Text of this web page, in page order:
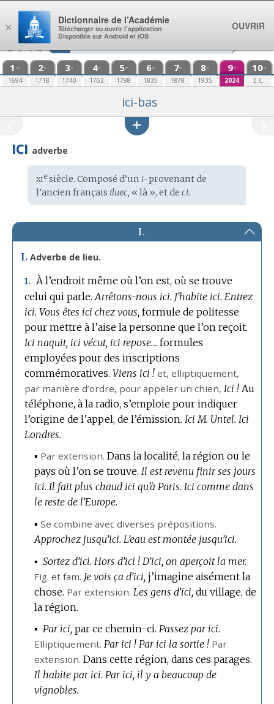
Aller au contenu
1 re
1694
2e
1718
3e
1740
4e
1762
5e
1798
6e
1835
7e
1878
8e
1935
9e
2024
10e
E.C.
ici-bas
ICI adverbe
Étymologie
:
xiesiècle. Composé d’un i‑provenant de
l’ancien français iluec, « là », et de ci.
I.
I. Adverbe de lieu.
1.
À l’endroit même où l’on est, où se trouve
celui qui parle. Arrêtons-nous ici. J’habite ici. Entrez
ici. Vous êtes ici chez vous, formule de politesse
pour mettre à l’aise la personne que l’on reçoit.
Ici naquit, ici vécut, ici repose… formules
employées pour des inscriptions
commémoratives. Viens ici ! et, elliptiquement,
par manière d’ordre, pour appeler un chien, Ici ! Au
téléphone, à la radio, s’emploie pour indiquer
l’origine de l’appel, de l’émission. Ici M. Untel. Ici
Londres.
▪ Par extension. Dans la localité, la région ou le
pays où l’on se trouve. Il est revenu finir ses jours
ici. Il fait plus chaud ici qu’à Paris. Ici comme dans
le reste de l’Europe.
▪ Se combine avec diverses prépositions.
Approchez jusqu’ici. L’eau est montée jusqu’ici.
▪ Sortez d’ici. Hors d’ici ! D’ici, on aperçoit la mer.
Fig. et fam. Je vois ça d’ici, j’imagine aisément la
chose. Par extension. Les gens d’ici, du village, de
la région.
▪ Par ici, par ce chemin-ci. Passez par ici.
Elliptiquement. Par ici ! Par ici la sortie ! Par
extension. Dans cette région, dans ces parages.
Il habite par ici. Par ici, il y a beaucoup de
vignobles.
×
Dictionnaire de l’Académie
Télécharger ou ouvrir l’application
Disponible sur Android et iOS
OUVRIR